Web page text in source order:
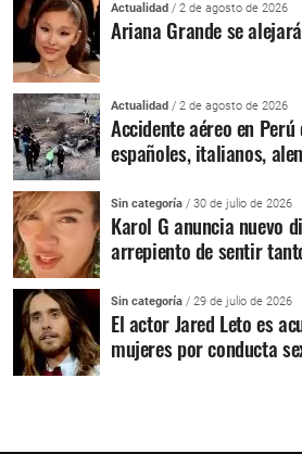
Actualidad / 2 de agosto de 2026
Ariana Grande se
Actualidad / 2 de agosto de 2026
Accidente aéreo en
españoles, italianos,
Sin categoría / 30 de julio de 2026
Karol G anuncia nuevo
arrepiento de sentir
Sin categoría / 29 de julio de 2026
El actor Jared Leto es
mujeres por conducta